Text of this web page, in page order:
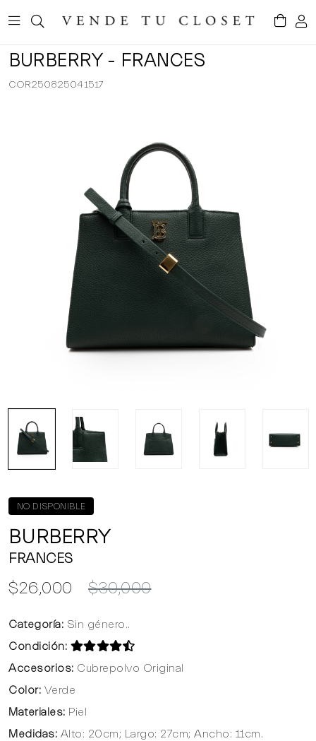
BURBERRY - FRANCES
COR250825041517
NO DISPONIBLE
BURBERRY
FRANCES
$26,000 $30,000
Categoría: Sin género..
Condición:
Accesorios: Cubrepolvo Original
Color: Verde
Materiales: Piel
Medidas: Alto: 20cm; Largo: 27cm; Ancho: 11cm.